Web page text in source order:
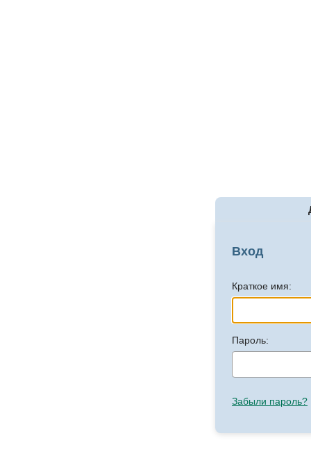
Вход
Краткое имя:
Пароль:
Забыли пароль?